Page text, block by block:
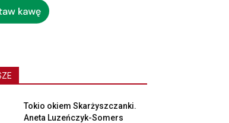
Tokio okiem Skarżyszczanki.
Aneta Luzeńczyk-Somers